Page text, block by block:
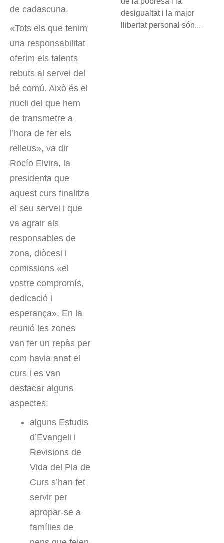
de cadascuna.
«Tots els que tenim
una responsabilitat
oferim els talents
rebuts al servei del
bé comú. Això és el
nucli del que hem
de transmetre a
l’hora de fer els
relleus», va dir
Rocío Elvira, la
presidenta que
aquest curs finalitza
el seu servei i que
va agrair als
responsables de
zona, diòcesi i
comissions «el
vostre compromís,
dedicació i
esperança». En la
reunió les zones
van fer un repàs per
com havia anat el
curs i es van
destacar alguns
aspectes:
alguns Estudis
d’Evangeli i
Revisions de
Vida del Pla de
Curs s’han fet
servir per
apropar-se a
famílies de
desigualtat i la major
llibertat personal són...